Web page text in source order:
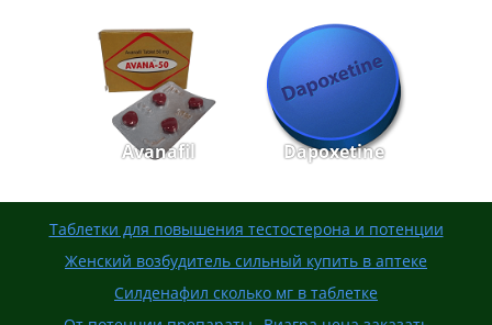
Avanafil Dapoxetine
Таблетки для повышения тестостерона и потенции
Женский возбудитель сильный купить в аптеке
Силденафил сколько мг в таблетке